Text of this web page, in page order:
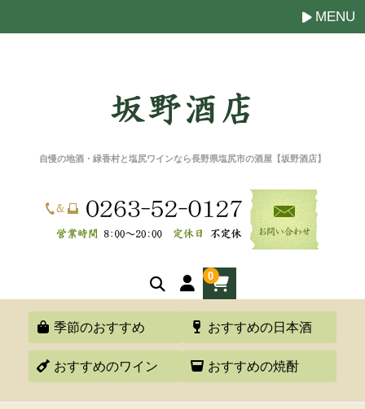
自慢の地酒・緑香村と塩尻ワインなら長野県塩尻市の酒屋【坂野酒店】
0
MENU
季節のおすすめ おすすめの日本酒
おすすめのワイン おすすめの焼酎